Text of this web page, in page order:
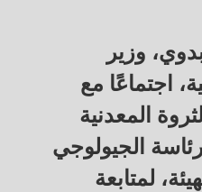
وزير
اجتماعًا مع
المعدنية
الجيولوجي
لمتابعة